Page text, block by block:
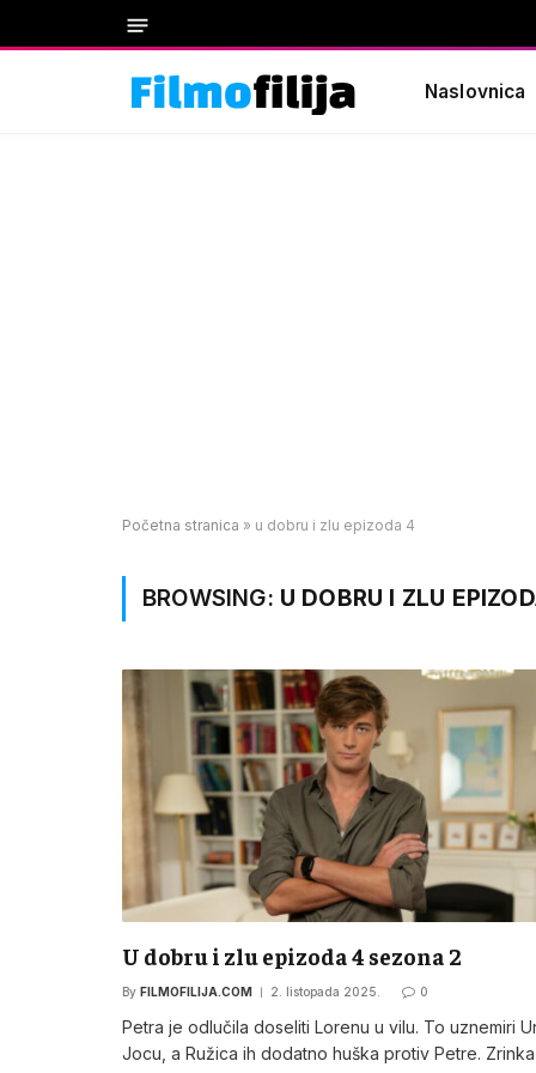
Naslovnica
Početna stranica » u dobru i zlu epizoda 4
BROWSING: U DOBRU I ZLU
U dobru i zlu epizoda 4 sezona 2
By FILMOFILIJA.COM 2. listopada 2025. 0
Petra je odlučila doseliti Lorenu u vilu. To uznemiri
Jocu, a Ružica ih dodatno huška protiv Petre. Zrinka